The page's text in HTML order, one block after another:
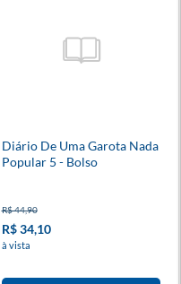
Diário De Uma Garota Nada
Popular 5 - Bolso
R$ 44,90
R$ 34,10
à vista